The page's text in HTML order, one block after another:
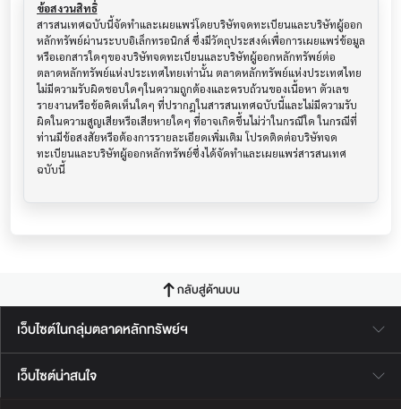
ข้อสงวนสิทธิ์
สารสนเทศฉบับนี้จัดทำและเผยแพร่โดยบริษัทจดทะเบียนและบริษัทผู้ออก
หลักทรัพย์ผ่านระบบอิเล็กทรอนิกส์ ซึ่งมีวัตถุประสงค์เพื่อการเผยแพร่ข้อมูล
หรือเอกสารใดๆของบริษัทจดทะเบียนและบริษัทผู้ออกหลักทรัพย์ต่อ
ตลาดหลักทรัพย์แห่งประเทศไทยเท่านั้น ตลาดหลักทรัพย์แห่งประเทศไทย
ไม่มีความรับผิดชอบใดๆในความถูกต้องและครบถ้วนของเนื้อหา ตัวเลข
รายงานหรือข้อคิดเห็นใดๆ ที่ปรากฎในสารสนเทศฉบับนี้และไม่มีความรับ
ผิดในความสูญเสียหรือเสียหายใดๆ ที่อาจเกิดขึ้นไม่ว่าในกรณีใด ในกรณีที่
ท่านมีข้อสงสัยหรือต้องการรายละเอียดเพิ่มเติม โปรดติดต่อบริษัทจด
ทะเบียนและบริษัทผู้ออกหลักทรัพย์ซึ่งได้จัดทำและเผยแพร่สารสนเทศ
ฉบับนี้
กลับสู่ด้านบน
เว็บไซต์ในกลุ่มตลาดหลักทรัพย์ฯ
เว็บไซต์น่าสนใจ